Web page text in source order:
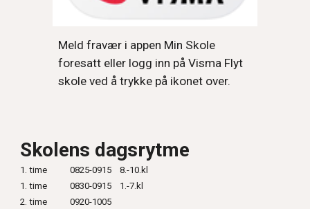
Meld fravær i appen Min Skole
foresatt eller logg inn på Visma Flyt
skole ved å trykke på ikonet over.
Skolens dagsrytme
1. time 0825-0915
8.-10.kl
1. time
0830-0915
1.-7.kl
2. time
0920-1005